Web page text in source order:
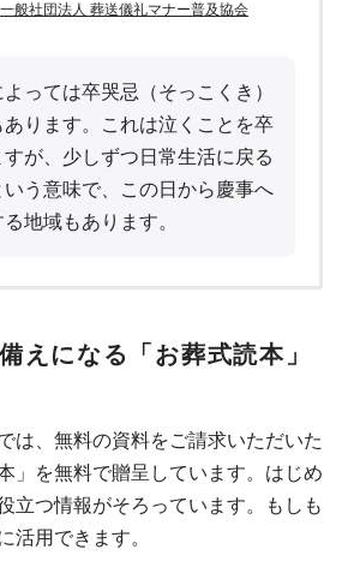
一般社団法人 葬送儀礼マナー普及協会
っては卒哭忌（そっこくき）
あります。これは泣くことを卒
が、少しずつ日常生活に戻る
う意味で、この日から慶事へ
地域もあります。
えになる「お葬式読本」
は、無料の資料をご請求いただいた
」を無料で贈呈しています。はじめ
立つ情報がそろっています。もしも
活用できます。